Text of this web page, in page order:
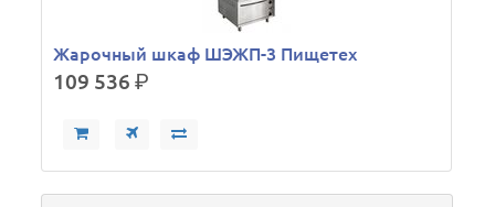
Жарочный шкаф ШЭЖП-3 Пищетех
109 536р.